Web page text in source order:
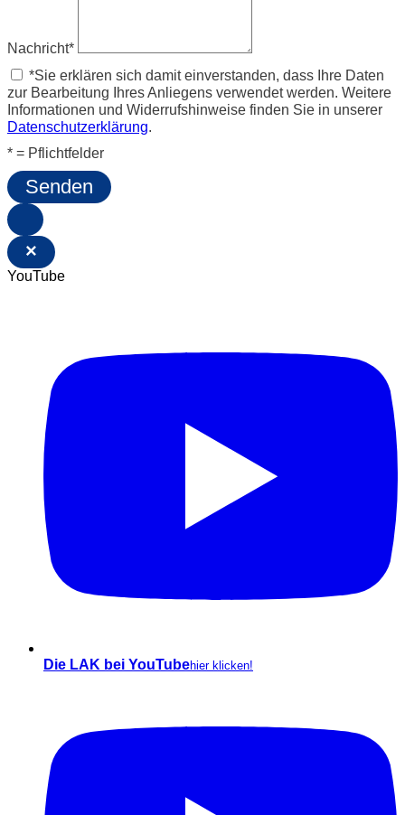
Nachricht*
*Sie erklären sich damit einverstanden, dass Ihre Daten
zur Bearbeitung Ihres Anliegens verwendet werden. Weitere
Informationen und Widerrufshinweise finden Sie in unserer
Datenschutzerklärung.
* = Pflichtfelder
Senden
×
YouTube
Die LAK bei YouTubehier klicken!